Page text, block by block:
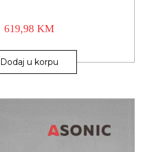
619,98KM
Dodaj u korpu